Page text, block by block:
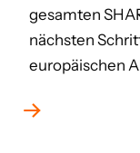
gesamten
nächsten
europäischen